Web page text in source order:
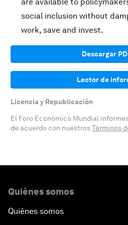
social inclusion without
work, save and invest.
Descargar
Lector de
Licencia y Republicación
El Foro Económico Mundial
de acuerdo con nuestrosTérminos
Quiénes somos
Quiénes somos